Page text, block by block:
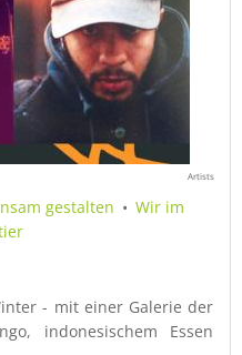
Artists
gestalten • Wir im
- mit einer Galerie der
indonesischem Essen